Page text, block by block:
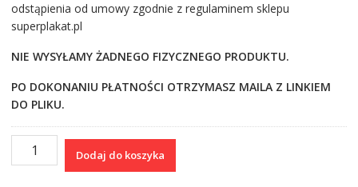
odstąpienia od umowy zgodnie z regulaminem sklepu
superplakat.pl
NIE WYSYŁAMY ŻADNEGO FIZYCZNEGO PRODUKTU.
PO DOKONANIU PŁATNOŚCI OTRZYMASZ MAILA Z LINKIEM
DO PLIKU.
ilość
Dodaj do koszyka